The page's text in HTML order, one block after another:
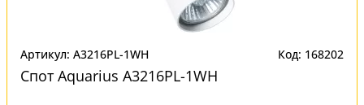
Артикул: A3216PL-1WH Код: 168202
Спот Aquarius A3216PL-1WH